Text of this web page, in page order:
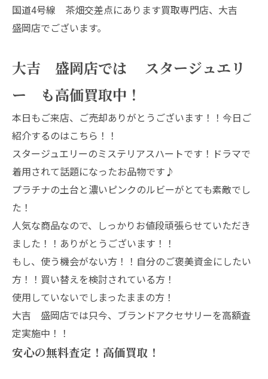
国道4号線 茶畑交差点にあります買取専門店、大吉
盛岡店でございます。
大吉 盛岡店では スタージュエリ
ー も高価買取中！
本日もご来店、ご売却ありがとうございます！！今日ご
紹介するのはこちら！！
スタージュエリーのミステリアスハートです！ドラマで
着用されて話題になったお品物です♪
プラチナの土台と濃いピンクのルビーがとても素敵でし
た！
人気な商品なので、しっかりお値段頑張らせていただき
ました！！ありがとうございます！！
もし、使う機会がない方！！自分のご褒美資金にしたい
方！！買い替えを検討されている方！
使用していないでしまったままの方！
大吉 盛岡店では只今、ブランドアクセサリーを高額査
定実施中！！
安心の無料査定！高価買取！